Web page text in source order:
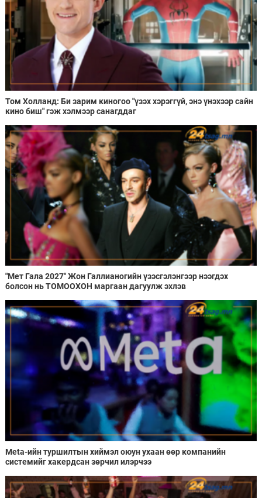
Том Холланд: Би зарим киногоо "үзэх хэрэггүй, энэ үнэхээр сайн
кино биш" гэж хэлмээр санагддаг
"Мет Гала 2027" Жон Галлианогийн үзэсгэлэнгээр нээгдэх
болсон нь ТОМООХОН маргаан дагуулж эхлэв
Meta-ийн туршилтын хиймэл оюун ухаан өөр компанийн
системийг хакердсан зөрчил илэрчээ